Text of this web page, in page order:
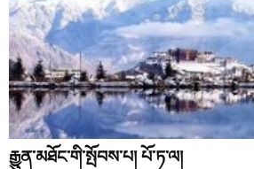
རྒྱུན་མཐོང་གི་སྤོབས་པ། པོ་ཏ་ལ།